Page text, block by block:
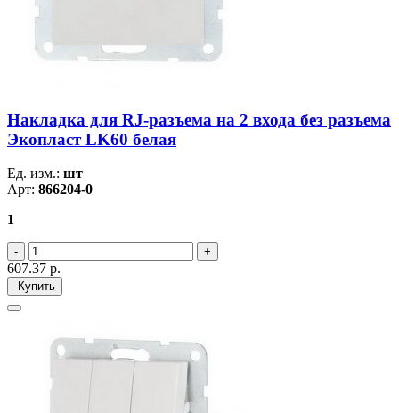
Накладка для RJ-разъема на 2 входа без разъема
Экопласт LK60 белая
Ед. изм.: шт
Арт: 866204-0
1
607.37 р.
Купить